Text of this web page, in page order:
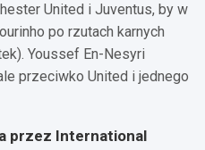
United i Juventus, by w
po rzutach karnych
Youssef En-Nesyri
przeciwko United i jednego
przez International